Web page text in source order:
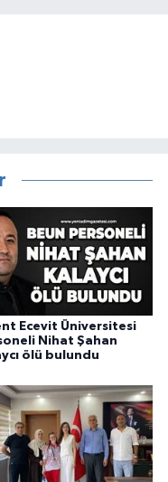
Ecevit Üniversitesi
Nihat Şahan
ölü bulundu